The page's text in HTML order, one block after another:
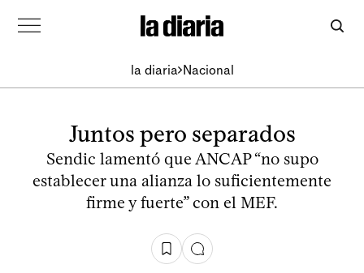
la diaria Nacional
Juntos pero separados
Sendic lamentó que ANCAP “no supo
establecer una alianza lo suficientemente
firme y fuerte” con el MEF.